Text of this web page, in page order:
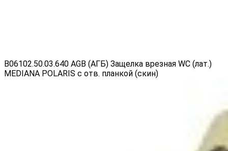
B06102.50.03.640 AGB (АГБ) Защелка врезная WC (лат.)
MEDIANA POLARIS с отв. планкой (скин)